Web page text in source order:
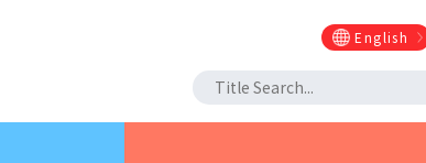
English